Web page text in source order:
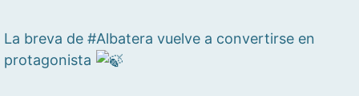
La breva de #Albatera vuelve a convertirse en
protagonista